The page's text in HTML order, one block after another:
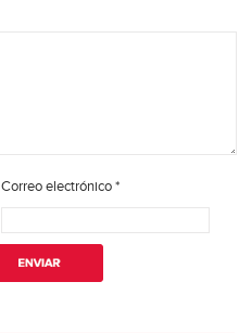
Correo electrónico*